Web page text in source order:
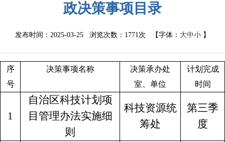
政决策事项目录
发布时间：2025-03-25 浏览次数： 1771次 【字体： 大中小 】
序
号
决策事项名称
决策承办处
室
单位
计划完成
时间
1
自治区科技计划项
目管理办法实施细
则
科技资源统
筹处
第三季
度